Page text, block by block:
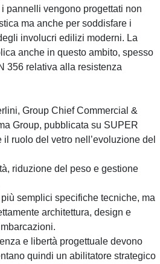
pannelli vengono progettati non
ma anche per soddisfare i
involucri edilizi moderni. La
anche in questo ambito, spesso
356 relativa alla resistenza
Group Chief Commercial &
Group, pubblicata su SUPER
ruolo del vetro nell’evoluzione del
riduzione del peso e gestione
semplici specifiche tecniche, ma
architettura, design e
e libertà progettuale devono
quindi un abilitatore strategico